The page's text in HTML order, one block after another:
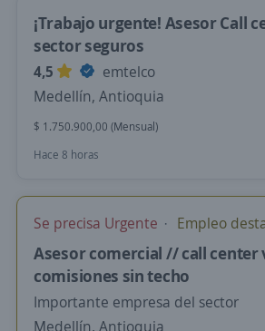
¡Trabajo urgente! Asesor Call
sector seguros
4,5
emtelco
Medellín, Antioquia
$ 1.750.900,00 (Mensual)
Hace 8 horas
Se precisa Urgente Empleo
Asesor comercial // call center
comisiones sin techo
Importante empresa del sector
Medellín, Antioquia